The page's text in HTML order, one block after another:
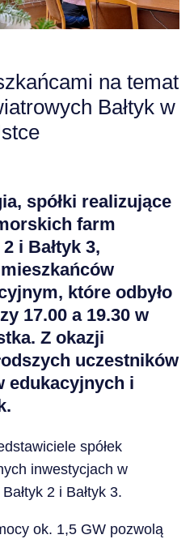
na temat
Bałtyk w
spółki realizujące
farm
i Bałtyk 3,
które odbyło
17.00 a 19.30 w
Z okazji
uczestników
edukacyjnych i
spółek
inwestycjach w
2 i Bałtyk 3.
ok. 1,5 GW pozwolą